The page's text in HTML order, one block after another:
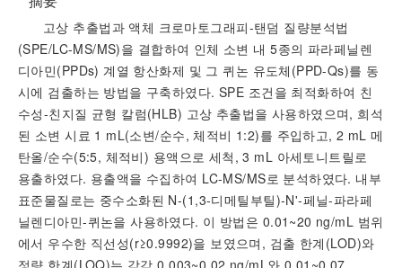
고상 추출법과 액체 크로마토그래피-탠덤 질량분석법
(SPE/LC-MS/MS)을 결합하여 인체 소변 내 5종의 파라페닐렌
디아민(PPDs) 계열 항산화제 및 그 퀴논 유도체(PPD-Qs)를 동
시에 검출하는 방법을 구축하였다. SPE 조건을 최적화하여 친
수성-친지질 균형 칼럼(HLB) 고상 추출법을 사용하였으며, 희석
된 소변 시료 1 mL(소변/순수, 체적비 1:2)를 주입하고, 2 mL 메
탄올/순수(5:5, 체적비) 용액으로 세척, 3 mL 아세토니트릴로
용출하였다. 용출액을 수집하여 LC-MS/MS로 분석하였다. 내부
표준물질로는 중수소화된 N-(1,3-디메틸부틸)-N'-페닐-파라페
닐렌디아민-퀴논을 사용하였다. 이 방법은 0.01~20 ng/mL 범위
에서 우수한 직선성(r≥0.9992)을 보였으며, 검출 한계(LOD)와
정량 한계(LOQ)는 각각 0.003~0.02 ng/mL와 0.01~0.07